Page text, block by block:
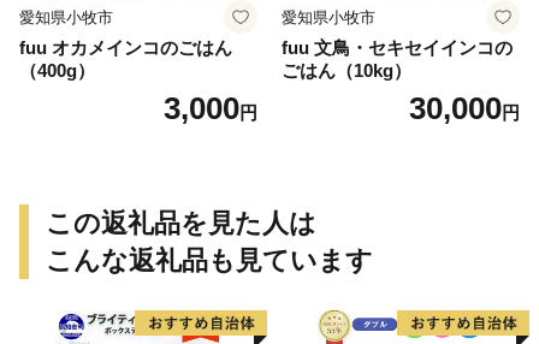
愛知県小牧市
fuu オカメインコのごはん
（400g）
3,000円
愛知県小牧市
fuu 文鳥・セキセイインコの
ごはん（10kg）
30,000円
この返礼品を見た人は
こんな返礼品も見ています